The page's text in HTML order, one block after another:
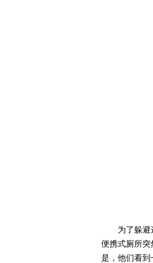
为了躲
便携式厕所突
是，他们看到